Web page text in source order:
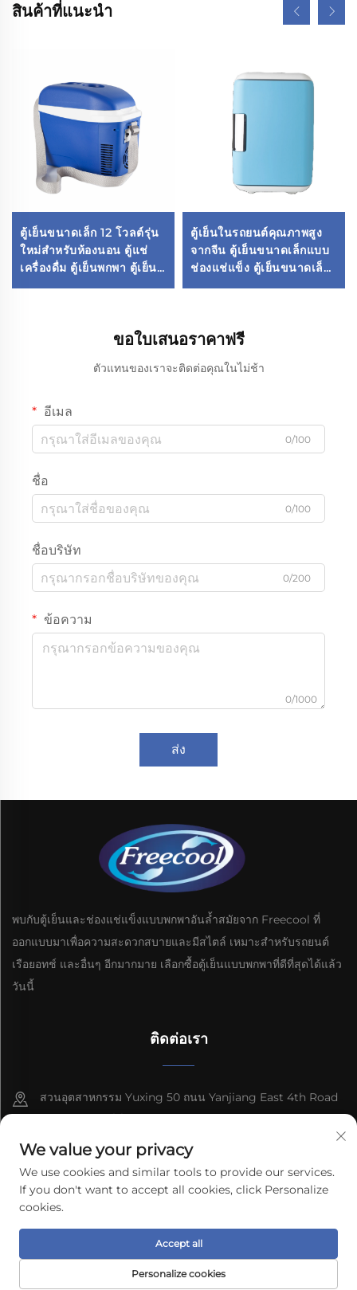
สินค้าที่แนะนำ
ตู้เย็นขนาดเล็ก 12 โวลต์รุ่น
ใหม่สำหรับห้องนอน ตู้แช่
เครื่องดื่ม ตู้เย็นพกพา ตู้เย็น
ขนาดเล็กในรถยนต์
ตู้เย็นในรถยนต์คุณภาพสูง
จากจีน ตู้เย็นขนาดเล็กแบบ
ช่องแช่แข็ง ตู้เย็นขนาดเล็ก
แบบพกพา ตู้เย็นในรถยนต์
ขอใบเสนอราคาฟรี
ตัวแทนของเราจะติดต่อคุณในไม่ช้า
อีเมล
0/100
ชื่อ
0/100
ชื่อบริษัท
0/200
ข้อความ
0/1000
ส่ง
พบกับตู้เย็นและช่องแช่แข็งแบบพกพาอันล้ำสมัยจาก Freecool ที่
ออกแบบมาเพื่อความสะดวกสบายและมีสไตล์ เหมาะสำหรับรถยนต์
เรือยอทช์ และอื่นๆ อีกมากมาย เลือกซื้อตู้เย็นแบบพกพาที่ดีที่สุดได้แล้ว
วันนี้
ติดต่อเรา
สวนอุตสาหกรรม Yuxing 50 ถนน Yanjiang East 4th Road
8613603092966
[email protected]
ลิขสิทธิ์ © 2026 บริษัทเทคโนโลยีไฟฟ้ากวางตุ้ง Freecool จำกัด สงวน
สิทธิ์ทั้งหมด
We value your privacy
We use cookies and similar tools to provide our services.
If you don't want to accept all cookies, click Personalize
cookies.
Personalize cookies
Accept all